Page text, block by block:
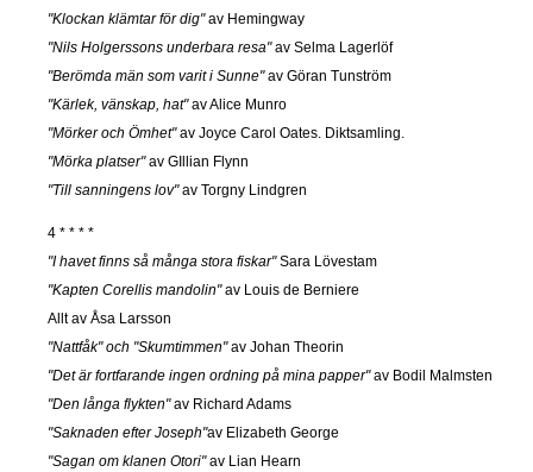
"Klockan klämtar för dig"av Hemingway
"Nils Holgerssons underbara resa"av Selma Lagerlöf
"Berömda män som varit i Sunne"av Göran Tunström
"Kärlek, vänskap, hat"av Alice Munro
"Mörker och Ömhet"av Joyce Carol Oates. Diktsamling.
"Mörka platser"av GIllian Flynn
"Till sanningens lov"av Torgny Lindgren
4 * * * *
"I havet finns så många stora fiskar"Sara Lövestam
"Kapten Corellis mandolin"av Louis de Berniere
Allt av Åsa Larsson
"Nattfåk" och "Skumtimmen"av Johan Theorin
"Det är fortfarande ingen ordning på mina papper"av Bodil Malmsten
"Den långa flykten"av Richard Adams
"Saknaden efter Joseph"av Elizabeth George
"Sagan om klanen Otori"av Lian Hearn